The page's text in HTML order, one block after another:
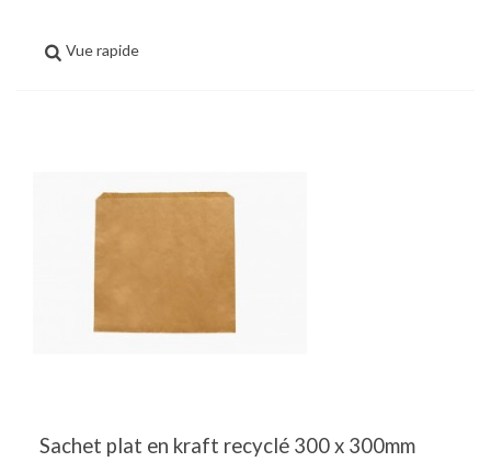
Vue rapide
Sachet plat en kraft recyclé 300 x 300mm